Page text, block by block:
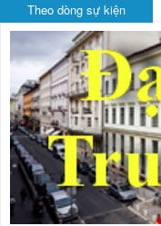
Theo dòng sự kiện